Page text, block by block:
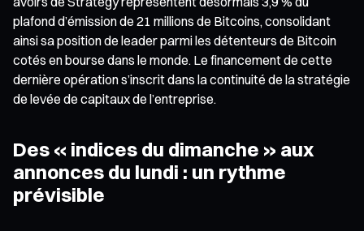
plafond d’émission de 21 millions de Bitcoins, consolidant
ainsi sa position de leader parmi les détenteurs de Bitcoin
cotés en bourse dans le monde. Le financement de cette
dernière opération s’inscrit dans la continuité de la stratégie
de levée de capitaux de l’entreprise.
Des « indices du dimanche » aux
annonces du lundi : un rythme
prévisible